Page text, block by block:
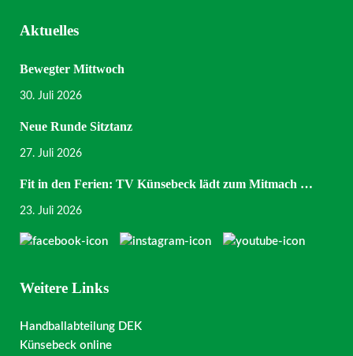
Aktuelles
Bewegter Mittwoch
30. Juli 2026
Neue Runde Sitztanz
27. Juli 2026
Fit in den Ferien: TV Künsebeck lädt zum Mitmach …
23. Juli 2026
Weitere Links
Handballabteilung DEK
Künsebeck online